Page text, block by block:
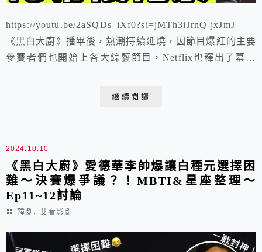
https://youtu.be/2aSQDs_iXf0?si=jMTh3iJrnQ-jxJmJ
《黑白大廚》播畢後，熱潮持續延燒，因節目爆紅的主要
參賽者們也開始上各大綜藝節目，Netflix也釋出了幕後
繼續閱讀
2024.10.10
《黑白大廚》愛德華李帥爆讓白種元選擇困
難～決賽爆爭議？！MBTI&星座整理～
Ep11~12討論
韓劇 , 艾看影劇